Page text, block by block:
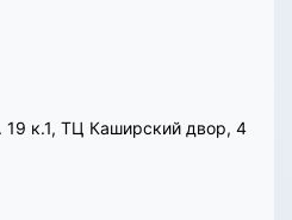
к.1, ТЦ Каширский двор, 4